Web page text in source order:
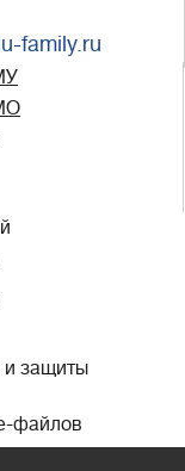
family.ru
и защиты
файлов